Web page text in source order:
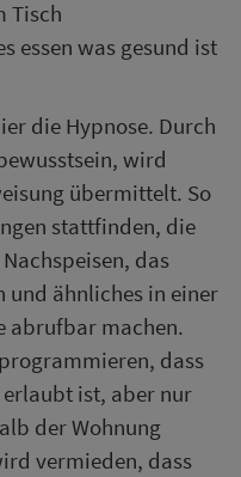
Tisch
essen was gesund ist
die Hypnose. Durch
wird
übermittelt. So
stattfinden, die
das
und ähnliches in einer
abrufbar machen.
dass
erlaubt ist, aber nur
der Wohnung
vermieden, dass